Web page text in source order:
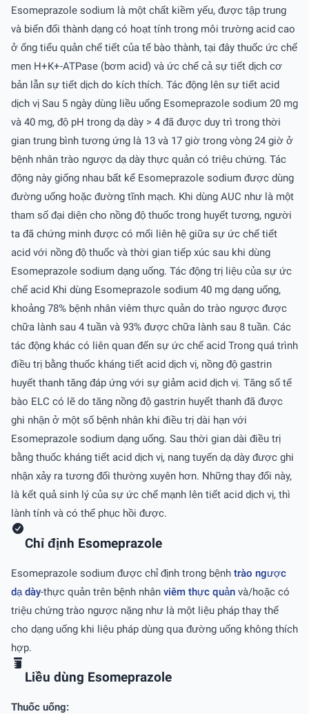
Esomeprazole sodium là một chất kiềm yếu, được tập trung
và biến đổi thành dạng có hoạt tính trong môi trường acid cao
ở ống tiểu quản chế tiết của tế bào thành, tại đây thuốc ức chế
men H+K+-ATPase (bơm acid) và ức chế cả sự tiết dịch cơ
bản lẫn sự tiết dịch do kích thích. Tác động lên sự tiết acid
dịch vị Sau 5 ngày dùng liều uống Esomeprazole sodium 20 mg
và 40 mg, độ pH trong dạ dày > 4 đã được duy trì trong thời
gian trung bình tương ứng là 13 và 17 giờ trong vòng 24 giờ ở
bệnh nhân trào ngược dạ dày thực quản có triệu chứng. Tác
động này giống nhau bất kể Esomeprazole sodium được dùng
đường uống hoặc đường tĩnh mạch. Khi dùng AUC như là một
tham số đại diện cho nồng độ thuốc trong huyết tương, người
ta đã chứng minh được có mối liên hệ giữa sự ức chế tiết
acid với nồng độ thuốc và thời gian tiếp xúc sau khi dùng
Esomeprazole sodium dạng uống. Tác động trị liệu của sự ức
chế acid Khi dùng Esomeprazole sodium 40 mg dạng uống,
khoảng 78% bệnh nhân viêm thực quản do trào ngược được
chữa lành sau 4 tuần và 93% được chữa lành sau 8 tuần. Các
tác động khác có liên quan đến sự ức chế acid Trong quá trình
điều trị bằng thuốc kháng tiết acid dịch vị, nồng độ gastrin
huyết thanh tăng đáp ứng với sự giảm acid dịch vị. Tăng số tế
bào ELC có lẽ do tăng nồng độ gastrin huyết thanh đã được
ghi nhận ở một số bệnh nhân khi điều trị dài hạn với
Esomeprazole sodium dạng uống. Sau thời gian dài điều trị
bằng thuốc kháng tiết acid dịch vị, nang tuyến dạ dày được ghi
nhận xảy ra tương đối thường xuyên hơn. Những thay đổi này,
là kết quả sinh lý của sự ức chế mạnh lên tiết acid dịch vị, thì
lành tính và có thể phục hồi được.
Chỉ định Esomeprazole
Esomeprazole sodium được chỉ định trong bệnh trào ngược
dạ dày-thực quản trên bệnh nhân viêm thực quản và/hoặc có
triệu chứng trào ngược nặng như là một liệu pháp thay thế
cho dạng uống khi liệu pháp dùng qua đường uống không thích
hợp.
Liều dùng Esomeprazole
Thuốc uống: